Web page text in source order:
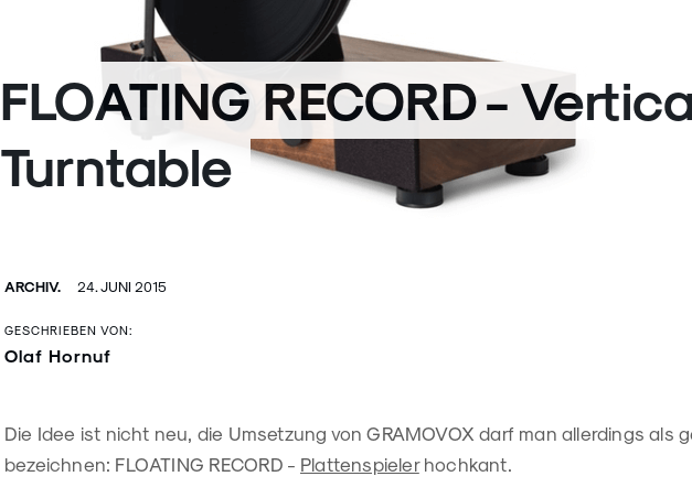
FLOATING RECORD -
Turntable
ARCHIV. 24. JUNI 2015
GESCHRIEBEN VON:
Olaf Hornuf
Die Idee ist nicht neu, die Umsetzung von GRAMOVOX darf man allerdings als
bezeichnen: FLOATING RECORD - Plattenspielerhochkant.